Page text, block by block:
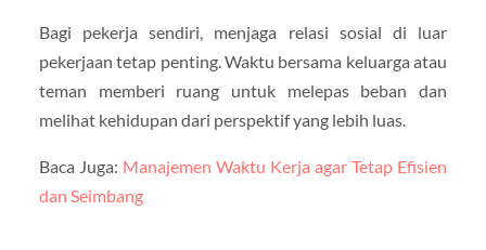
Bagi pekerja sendiri, menjaga relasi sosial di luar
pekerjaan tetap penting. Waktu bersama keluarga atau
teman memberi ruang untuk melepas beban dan
melihat kehidupan dari perspektif yang lebih luas.
Baca Juga: Manajemen Waktu Kerja agar Tetap Efisien
dan Seimbang